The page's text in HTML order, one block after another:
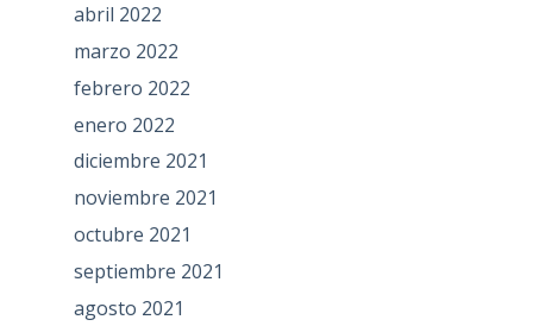
abril 2022
marzo 2022
febrero 2022
enero 2022
diciembre 2021
noviembre 2021
octubre 2021
septiembre 2021
agosto 2021